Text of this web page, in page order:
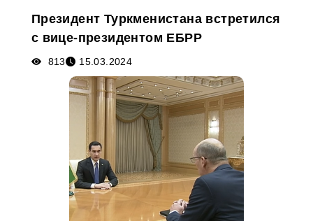
Медиа
Афиша
Президент Туркменистана встретился
с вице-президентом ЕБРР
813 15.03.2024